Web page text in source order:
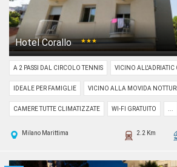
Hotel Corallo ★★★
A 2 PASSI DAL CIRCOLO TENNIS VICINO ALL'ADRIATIC
IDEALE PER FAMIGLIE VICINO ALLA MOVIDA
CAMERE TUTTE CLIMATIZZATE WI-FI GRATUITO ...
Milano Marittima 2.2 Km